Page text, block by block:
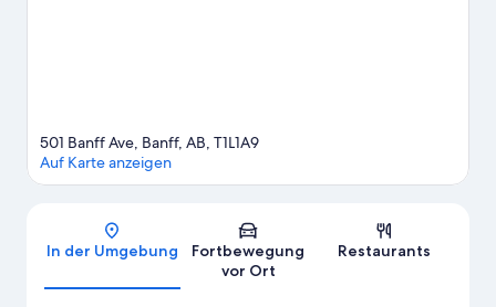
Karte
501 Banff Ave, Banff, AB, T1L1A9
Auf Karte anzeigen
In der Umgebung
Fortbewegung
vor Ort
Restaurants